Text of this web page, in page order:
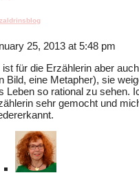
25, 2013 at 5:48 pm
ist für die Erzählerin aber
Bild, eine Metapher), sie
Leben so rational zu sehen.
sehr gemocht und